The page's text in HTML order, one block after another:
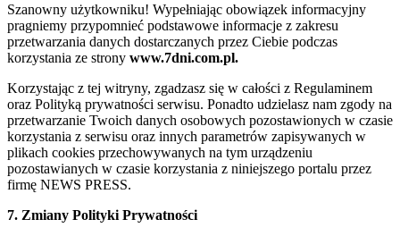
Szanowny użytkowniku! Wypełniając obowiązek informacyjny
pragniemy przypomnieć podstawowe informacje z zakresu
przetwarzania danych dostarczanych przez Ciebie podczas
korzystania ze strony www.7dni.com.pl.
Korzystając z tej witryny, zgadzasz się w całości z Regulaminem
oraz Polityką prywatności serwisu. Ponadto udzielasz nam zgody na
przetwarzanie Twoich danych osobowych pozostawionych w czasie
korzystania z serwisu oraz innych parametrów zapisywanych w
plikach cookies przechowywanych na tym urządzeniu
pozostawianych w czasie korzystania z niniejszego portalu przez
firmę NEWS PRESS.
7. Zmiany Polityki Prywatności